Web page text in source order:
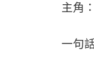
主角
一句